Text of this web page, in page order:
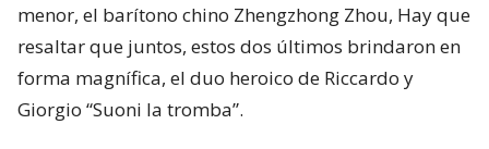
menor, el barítono chino Zhengzhong Zhou, Hay que
resaltar que juntos, estos dos últimos brindaron en
forma magnífica, el duo heroico de Riccardo y
Giorgio “Suoni la tromba”.